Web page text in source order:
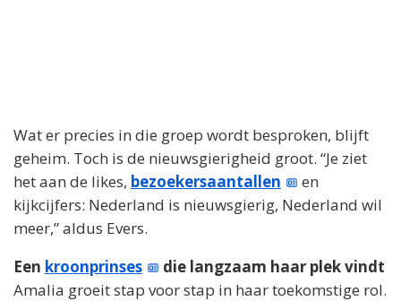
Wat er precies in die groep wordt besproken, blijft
geheim. Toch is de nieuwsgierigheid groot. “Je ziet
het aan de likes, bezoekersaantallen
en
kijkcijfers: Nederland is nieuwsgierig, Nederland wil
meer,” aldus Evers.
Een kroonprinses
die langzaam haar plek vindt
Amalia groeit stap voor stap in haar toekomstige rol.